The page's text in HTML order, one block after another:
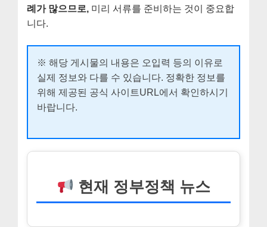
례가 많으므로, 미리 서류를 준비하는 것이 중요합
니다.
※ 해당 게시물의 내용은 오입력 등의 이유로
실제 정보와 다를 수 있습니다. 정확한 정보를
위해 제공된 공식 사이트URL에서 확인하시기
바랍니다.
현재 정부정책 뉴스